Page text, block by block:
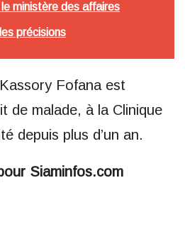
ministère des affaires
précisions
Fofana est
de malade, à la Clinique
depuis plus d’un an.
Siaminfos.com